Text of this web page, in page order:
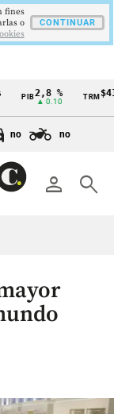
2,8 %
▲ 0.10
TRM
no no
person search
fines
o
CONTINUAR